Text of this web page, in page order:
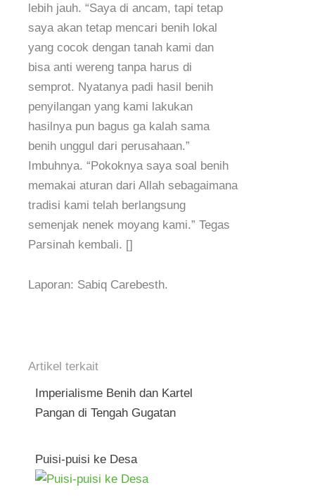
lebih jauh. “Saya di ancam, tapi tetap
saya akan tetap mencari benih lokal
yang cocok dengan tanah kami dan
bisa anti wereng tanpa harus di
semprot. Nyatanya padi hasil benih
penyilangan yang kami lakukan
hasilnya pun bagus ga kalah sama
benih unggul dari perusahaan.”
Imbuhnya. “Pokoknya saya soal benih
memakai aturan dari Allah sebagaimana
tradisi kami telah berlangsung
semenjak nenek moyang kami.” Tegas
Parsinah kembali. []
Laporan: Sabiq Carebesth.
Artikel terkait
Imperialisme Benih dan Kartel
Pangan di Tengah Gugatan
Puisi-puisi ke Desa